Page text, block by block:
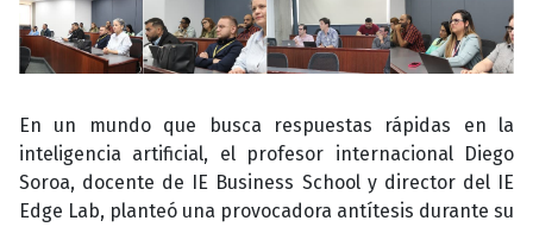
En un mundo que busca respuestas rápidas en la
inteligencia artificial, el profesor internacional Diego
Soroa, docente de IE Business School y director del IE
Edge Lab, planteó una provocadora antítesis durante su